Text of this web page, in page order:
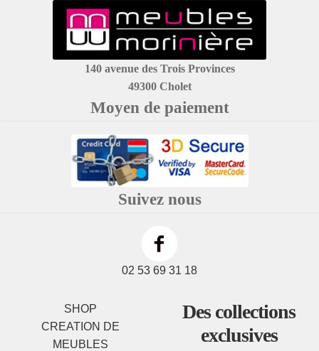
140 avenue des Trois Provinces
49300 Cholet
Moyen de paiement
Suivez nous
02 53 69 31 18
SHOP
CREATION DE
MEUBLES
Des collections
exclusives